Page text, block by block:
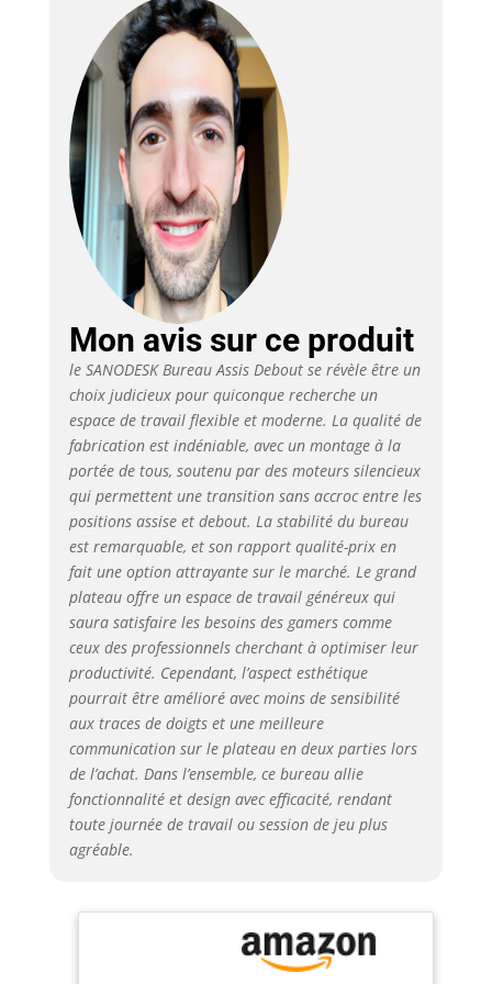
n'y a pas de choc
gênant Montage
rapide et facile : pour
vous faciliter le
montage, nous avons
déjà pré-assemblé la
plupart des pièces. Il
sera super facile pour
vous de l'assembler.
Veuillez noter : le
bureau de 160 cm est
fourni dans un carton,
celui de 180 cm dans
deux cartons séparés
Double moteur
silencieux et fluide : le
puissant mécanisme
de levage à double
moteur permet un
mouvement de
montée et de descente
en douceur. La
commande est
intelligente et facile à
utiliser. Vous pouvez
régler les hauteurs
d'assise et de la
station debout
souhaitées. Le design
anti-collision offre une
excellente protection
supports de table ont
été testés 20000 fois,
répondent aux normes
industrielles
d'angle d'une
longueur de 180 cm et
Mon avis sur ce produit
le SANODESK Bureau Assis Debout se révèle être un
choix judicieux pour quiconque recherche un
espace de travail flexible et moderne. La qualité de
fabrication est indéniable, avec un montage à la
portée de tous, soutenu par des moteurs silencieux
qui permettent une transition sans accroc entre les
positions assise et debout. La stabilité du bureau
est remarquable, et son rapport qualité-prix en
fait une option attrayante sur le marché. Le grand
plateau offre un espace de travail généreux qui
saura satisfaire les besoins des gamers comme
ceux des professionnels cherchant à optimiser leur
productivité. Cependant, l’aspect esthétique
pourrait être amélioré avec moins de sensibilité
aux traces de doigts et une meilleure
communication sur le plateau en deux parties lors
de l’achat. Dans l’ensemble, ce bureau allie
fonctionnalité et design avec efficacité, rendant
toute journée de travail ou session de jeu plus
agréable.